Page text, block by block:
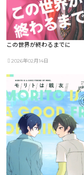
この世界が終わるまでに
2026年02月14日